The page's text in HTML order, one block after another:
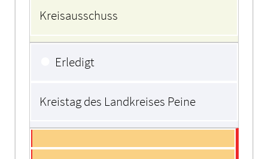
Kreisausschuss
Erledigt
Kreistag des Landkreises Peine